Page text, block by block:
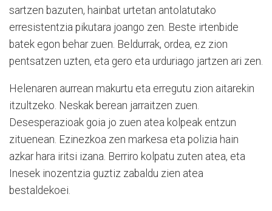
sartzen bazuten, hainbat urtetan antolatutako
erresistentzia pikutara joango zen. Beste irtenbide
batek egon behar zuen. Beldurrak, ordea, ez zion
pentsatzen uzten, eta gero eta urduriago jartzen ari zen.
Helenaren aurrean makurtu eta erregutu zion aitarekin
itzultzeko. Neskak berean jarraitzen zuen.
Desesperazioak goia jo zuen atea kolpeak entzun
zituenean. Ezinezkoa zen markesa eta polizia hain
azkar hara iritsi izana. Berriro kolpatu zuten atea, eta
Inesek inozentzia guztiz zabaldu zien atea
bestaldekoei.